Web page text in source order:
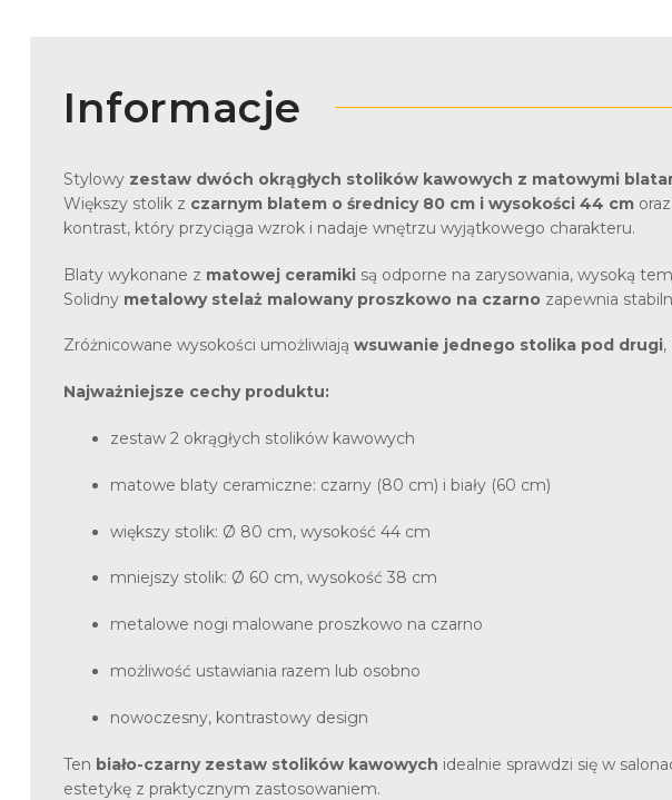
Informacje
Stylowy zestaw dwóch okrągłych stolików kawowych z matowymi
Większy stolik z czarnym blatem o średnicy 80 cm i wysokości 44 cm
kontrast, który przyciąga wzrok i nadaje wnętrzu wyjątkowego charakteru.
Blaty wykonane z matowej ceramiki są odporne na zarysowania, wysoką
Solidny metalowy stelaż malowany proszkowo na czarno zapewnia
Zróżnicowane wysokości umożliwiają wsuwanie jednego stolika pod drugi,
Najważniejsze cechy produktu:
zestaw 2 okrągłych stolików kawowych
matowe blaty ceramiczne: czarny (80 cm) i biały (60 cm)
większy stolik: Ø 80 cm, wysokość 44 cm
mniejszy stolik: Ø 60 cm, wysokość 38 cm
metalowe nogi malowane proszkowo na czarno
możliwość ustawiania razem lub osobno
nowoczesny, kontrastowy design
Ten biało-czarny zestaw stolików kawowych idealnie sprawdzi się w
estetykę z praktycznym zastosowaniem.